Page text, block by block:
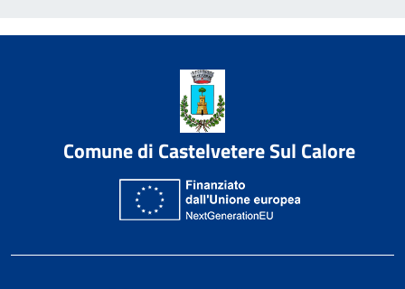
Comune di Castelvetere Sul Calore